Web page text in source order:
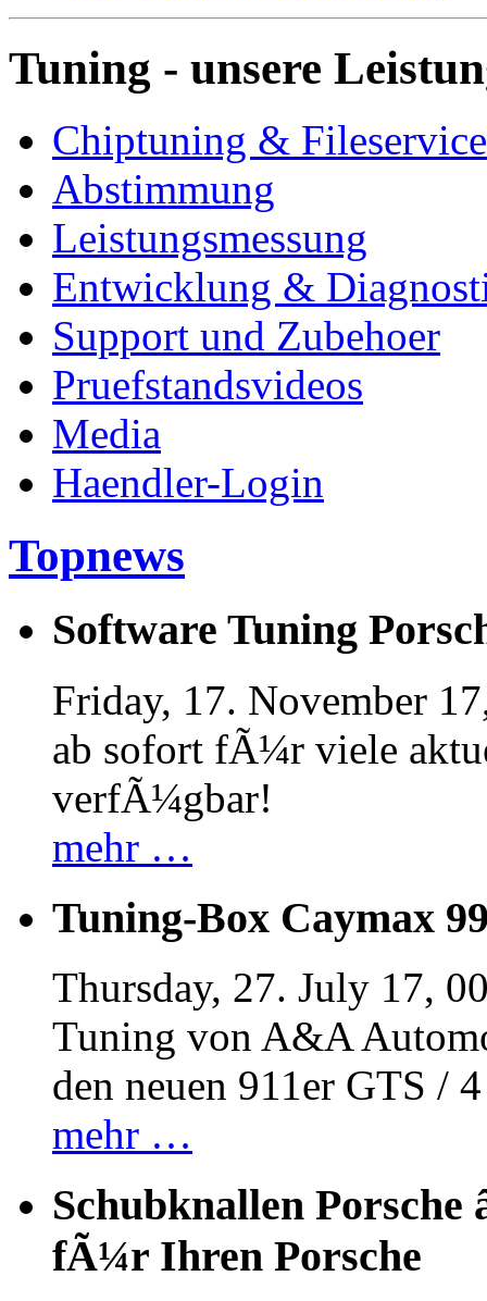
Tuning - unsere
Chiptuning & Fileservice
Abstimmung
Leistungsmessung
Entwicklung &
Support und Zubehoer
Pruefstandsvideos
Media
Haendler-Login
Topnews
Software Tuning
Friday, 17. November
ab sofort fÃ¼r viele
verfÃ¼gbar!
mehr …
Tuning-Box Caymax
Thursday, 27. July 17,
Tuning von A&A
den neuen 911er GTS /
mehr …
Schubknallen Porsche
fÃ¼r Ihren Porsche